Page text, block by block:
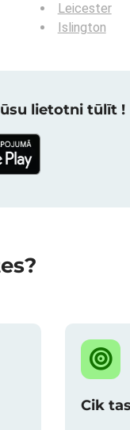
Leicester
Islington
lietotni tūlīt !
Cik